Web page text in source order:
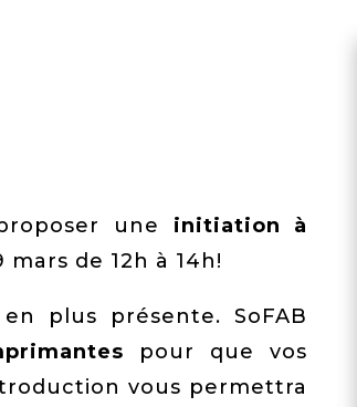
une initiation à
de 12h à 14h!
plus présente. SoFAB
pour que vos
vous permettra